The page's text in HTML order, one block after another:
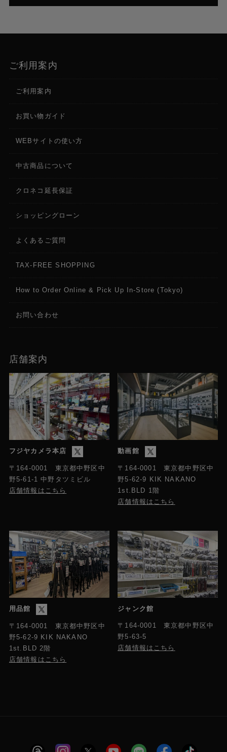
ご利用案内
ご利用案内
お買い物ガイド
WEBサイトの使い方
中古商品について
クロネコ延長保証
ショッピングローン
よくあるご質問
TAX-FREE SHOPPING
How to Order Online & Pick Up In-Store (Tokyo)
お問い合わせ
店舗案内
フジヤカメラ本店
〒164-0001 東京都中野区中
野5-61-1 中野タツミビル
店舗情報はこちら
動画館
〒164-0001 東京都中野区中
野5-62-9 KIK NAKANO
1st.BLD 1階
店舗情報はこちら
用品館
〒164-0001 東京都中野区中
野5-62-9 KIK NAKANO
1st.BLD 2階
店舗情報はこちら
ジャンク館
〒164-0001 東京都中野区中
野5-63-5
店舗情報はこちら